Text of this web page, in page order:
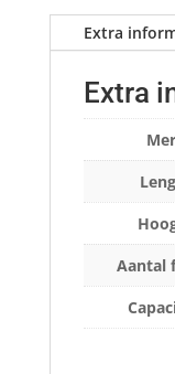
Extra
Extra
Aantal